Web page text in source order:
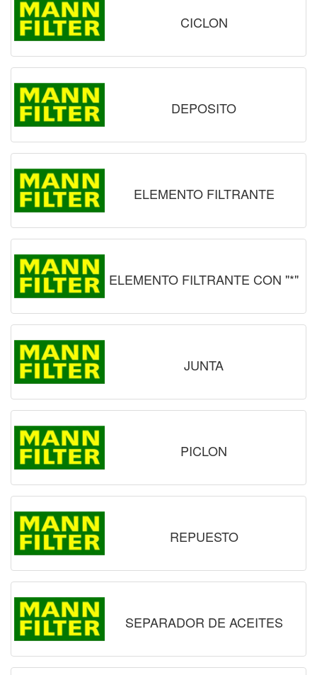
CICLON
DEPOSITO
ELEMENTO FILTRANTE
ELEMENTO FILTRANTE CON "*"
JUNTA
PICLON
REPUESTO
SEPARADOR DE ACEITES